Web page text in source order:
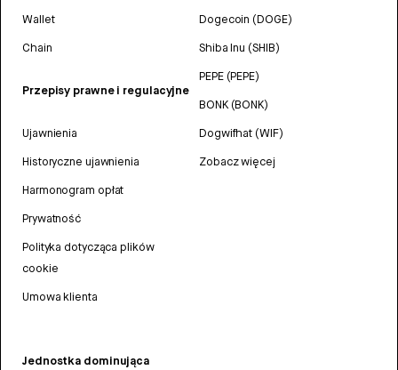
Wallet
Chain
Przepisy prawne i regulacyjne
Ujawnienia
Historyczne ujawnienia
Harmonogram opłat
Prywatność
Polityka dotycząca plików
cookie
Umowa klienta
Dogecoin (DOGE)
Shiba Inu (SHIB)
PEPE (PEPE)
BONK (BONK)
Dogwifhat (WIF)
Zobacz więcej
Jednostka dominująca